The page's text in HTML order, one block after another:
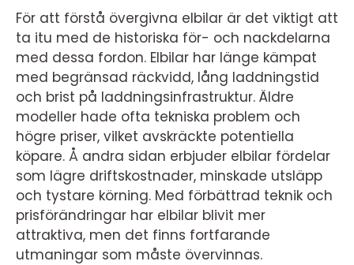
För att förstå övergivna elbilar är det viktigt att
ta itu med de historiska för- och nackdelarna
med dessa fordon. Elbilar har länge kämpat
med begränsad räckvidd, lång laddningstid
och brist på laddningsinfrastruktur. Äldre
modeller hade ofta tekniska problem och
högre priser, vilket avskräckte potentiella
köpare. Å andra sidan erbjuder elbilar fördelar
som lägre driftskostnader, minskade utsläpp
och tystare körning. Med förbättrad teknik och
prisförändringar har elbilar blivit mer
attraktiva, men det finns fortfarande
utmaningar som måste övervinnas.